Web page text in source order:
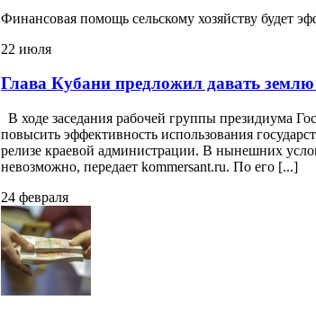
Финансовая помощь сельскому хозяйству будет
22 июля
Глава Кубани предложил давать
В ходе заседания рабочей группы президиума
повысить эффективность использования
релизе краевой администрации. В нынешних
невозможно, передает kommersant.ru. По его [...]
24 февраля